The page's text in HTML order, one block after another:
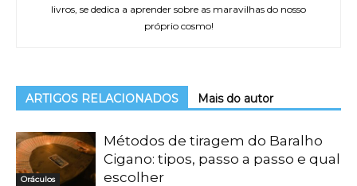
livros, se dedica a aprender sobre as maravilhas do nosso
próprio cosmo!
ARTIGOS RELACIONADOS Mais do autor
Oráculos
Métodos de tiragem do Baralho
Cigano: tipos, passo a passo e qual
escolher